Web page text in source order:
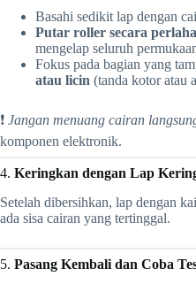
Basahi sedikit lap dengan
Putar roller secara
mengelap seluruh
Fokus pada bagian yang
atau licin (tanda kotor atau
❗ Jangan menuang cairan
komponen elektronik.
4. Keringkan dengan Lap
Setelah dibersihkan, lap dengan
ada sisa cairan yang tertinggal.
5. Pasang Kembali dan Coba